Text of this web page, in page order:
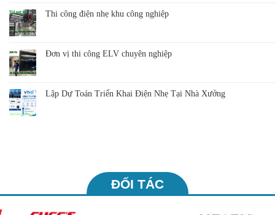
Thi công điện nhẹ khu công nghiệp
Đơn vị thi công ELV chuyên nghiệp
Lập Dự Toán Triển Khai Điện Nhẹ Tại Nhà Xưởng
ĐỐI TÁC